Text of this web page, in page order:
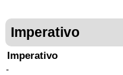
Imperativo
Imperativo
-